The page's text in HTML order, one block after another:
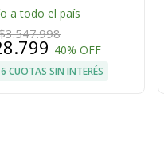
a todo el país
40% OFF
CUOTAS SIN INTERÉS